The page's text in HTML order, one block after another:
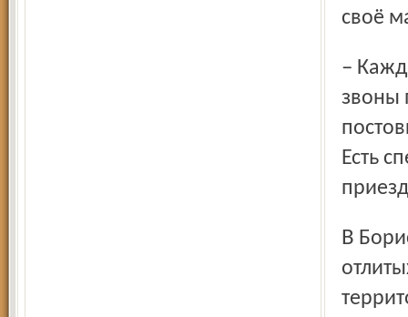
своё
– Каждый звон имеет своё значение и своё место, есть
звоны
Есть
В Борисоглебском монастыре сейчас 10 колоколов,